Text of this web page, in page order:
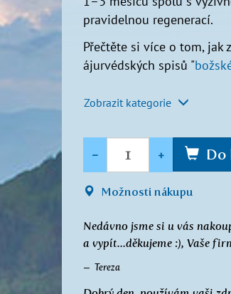
pravidelnou regenerací.
Přečtěte si více o tom, jak
ájurvédských spisů "
Zobrazit kategorie
- + Do
Možnosti nákupu
Nedávno jsme si u vás
a vypít...děkujeme :), Vaše
Tereza